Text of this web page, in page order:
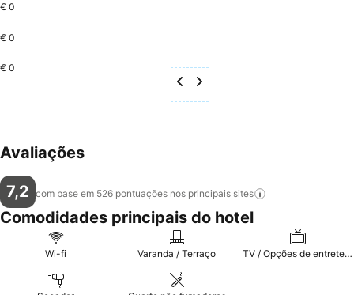
€ 0
€ 0
€ 0
Avaliações
7,2 com base em 526 pontuações nos principais sites
Comodidades principais do hotel
Wi-fi Varanda / Terraço TV / Opções de entretenimento